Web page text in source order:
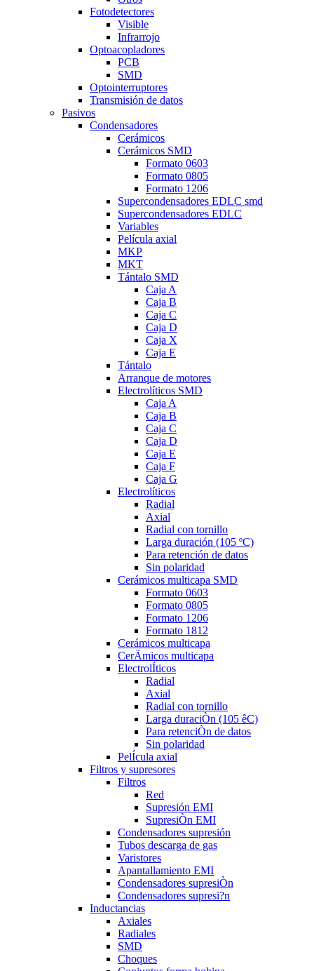
Fotodetectores
Visible
Infrarrojo
Optoacopladores
PCB
SMD
Optointerruptores
Transmisión de datos
Pasivos
Condensadores
Cerámicos
Cerámicos SMD
Formato 0603
Formato 0805
Formato 1206
Supercondensadores EDLC smd
Supercondensadores EDLC
Variables
Película axial
MKP
MKT
Tántalo SMD
Caja A
Caja B
Caja C
Caja D
Caja X
Caja E
Tántalo
Arranque de motores
Electrolíticos SMD
Caja A
Caja B
Caja C
Caja D
Caja E
Caja F
Caja G
Electrolíticos
Radial
Axial
Radial con tornillo
Larga duración (105 ºC)
Para retención de datos
Sin polaridad
Cerámicos multicapa SMD
Formato 0603
Formato 0805
Formato 1206
Formato 1812
Cerámicos multicapa
CerÄmicos multicapa
ElectrolÍticos
Radial
Axial
Radial con tornillo
Larga duraciÒn (105 êC)
Para retenciÒn de datos
Sin polaridad
PelÍcula axial
Filtros y supresores
Filtros
Red
Supresión EMI
SupresiÒn EMI
Condensadores supresión
Tubos descarga de gas
Varistores
Apantallamiento EMI
Condensadores supresiÒn
Condensadores supresi?n
Inductancias
Axiales
Radiales
SMD
Choques